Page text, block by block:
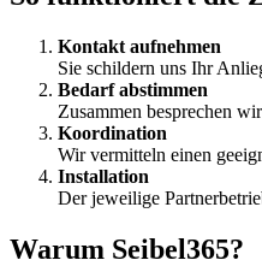
Kontakt aufnehmen
Sie schildern uns Ihr
Bedarf abstimmen
Zusammen besprechen
Koordination
Wir vermitteln einen
Installation
Der jeweilige
Warum Seibel365?